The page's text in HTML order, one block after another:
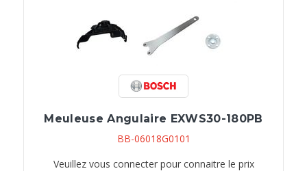
Meuleuse Angulaire EXWS30-180PB
BB-06018G0101
Veuillez vous connecter pour connaitre le prix